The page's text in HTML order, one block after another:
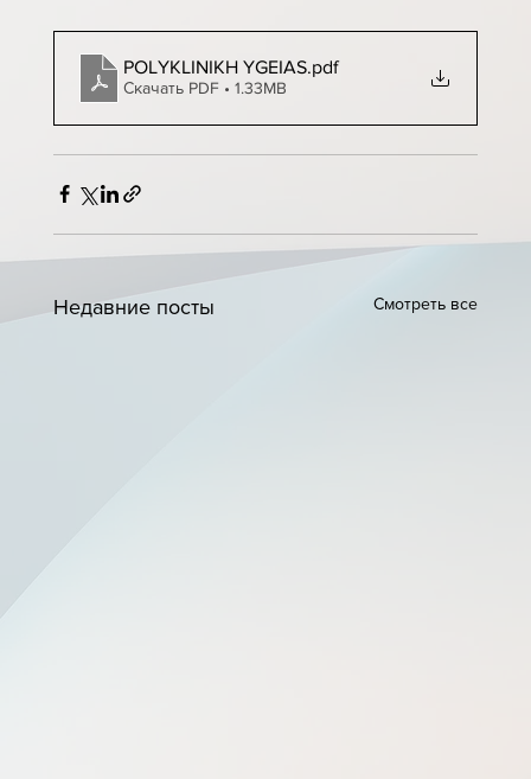
POLYKLINIKH YGEIAS.pdf
Скачать PDF • 1.33MB
Недавние посты Смотреть все